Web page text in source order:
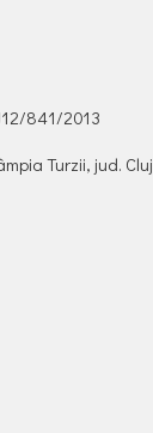
841/2013
Turzii, jud. Cluj